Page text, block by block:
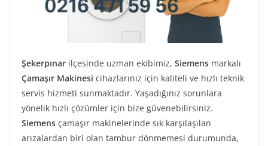
Şekerpınar ilçesinde uzman ekibimiz, Siemens markalı
Çamaşır Makinesi cihazlarınız için kaliteli ve hızlı teknik
servis hizmeti sunmaktadır. Yaşadığınız sorunlara
yönelik hızlı çözümler için bize güvenebilirsiniz.
Siemens çamaşır makinelerinde sık karşılaşılan
arızalardan biri olan tambur dönmemesi durumunda,